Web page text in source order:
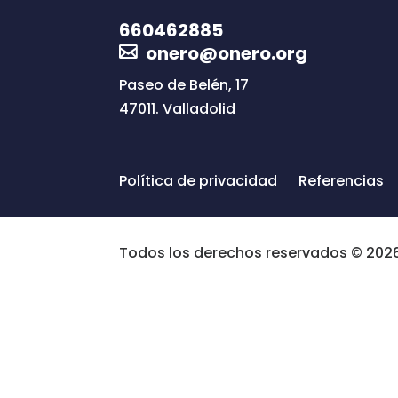
660462885
onero@onero.org
Paseo de Belén, 17
47011. Valladolid
Política de privacidad Referencias
Todos los derechos reservados ©